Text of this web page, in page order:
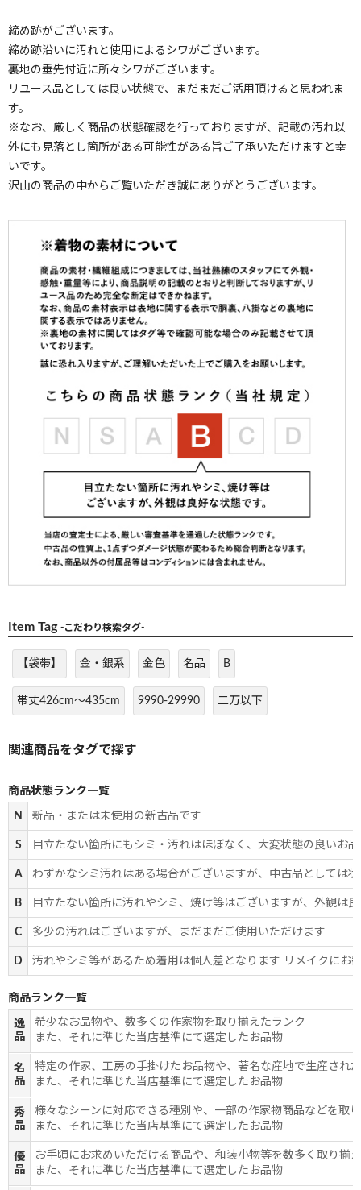
締め跡がございます。
締め跡沿いに汚れと使用によるシワがございます。
裏地の垂先付近に所々シワがございます。
リユース品としては良い状態で、まだまだご活用頂けると思われま
す。
※なお、厳しく商品の状態確認を行っておりますが、記載の汚れ以
外にも見落とし箇所がある可能性がある旨ご了承いただけますと幸
いです。
沢山の商品の中からご覧いただき誠にありがとうございます。
Item Tag -こだわり検索タグ-
【袋帯】 金・銀系 金色 名品 B
帯丈426cm～435cm 9990-29990 二万以下
商品状態ランク一覧
N 新品・または未使用の新古品です
S 目立たない箇所にもシミ・汚れはほぼなく、大変状態の良いお
A わずかなシミ汚れはある場合がございますが、中古品としては
B 目立たない箇所に汚れやシミ、焼け等はございますが、外観は
C 多少の汚れはございますが、まだまだご使用いただけます
D 汚れやシミ等があるため着用は個人差となります リメイクにお
商品ランク一覧
逸
品
希少なお品物や、数多くの作家物を取り揃えたランク
また、それに準じた当店基準にて選定したお品物
名
品
特定の作家、工房の手掛けたお品物や、著名な産地で生産され
また、それに準じた当店基準にて選定したお品物
秀
品
様々なシーンに対応できる種別や、一部の作家物商品などを取
また、それに準じた当店基準にて選定したお品物
優
品
お手頃にお求めいただける商品や、和装小物等を数多く取り揃
また、それに準じた当店基準にて選定したお品物